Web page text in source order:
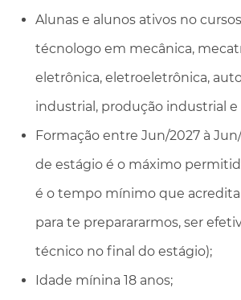
Alunas e alunos ativos no
técnologo em mecânica,
eletrônica, eletroeletrônica,
industrial, produção industrial e
Formação entre Jun/2027 à
de estágio é o máximo
é o tempo mínimo que
para te preparararmos, ser
técnico no final do estágio);
Idade mínina 18 anos;